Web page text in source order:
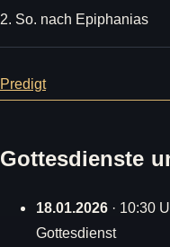
2. So. nach Epiphanias
Predigt
Gottesdienste
18.01.2026 · 10:30
Gottesdienst